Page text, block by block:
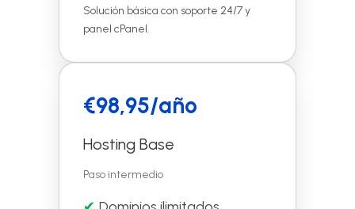
Solución básica con soporte 24/7 y
panel cPanel.
€98,95/año
Hosting Base
Paso intermedio